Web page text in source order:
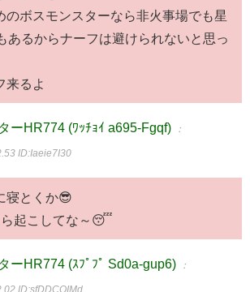
のボスモンスターなら非火事場でも星
あるからナーフは避けられないと思っ
来るよ
ーHR774 (ﾜｯﾁｮｲ a695-Fgqf) ：
ID:Iaeie7I30
寝とくか😎
ら起こしてな～😴
ーHR774 (ｽﾌﾟﾌﾟ Sd0a-gup6) ：
ID:sfDDCOIMd